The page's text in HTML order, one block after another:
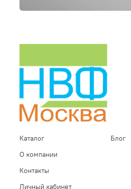
Каталог
О компании
Контакты
Личный кабинет
Блог